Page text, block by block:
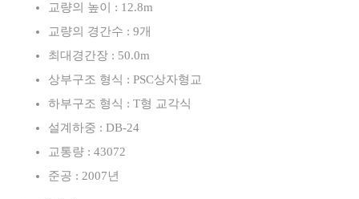
교량의 높이 : 12.8m
교량의 경간수 : 9개
최대경간장 : 50.0m
상부구조 형식 : PSC상자형교
하부구조 형식 : T형 교각식
설계하중 : DB-24
교통량 : 43072
준공 : 2007년